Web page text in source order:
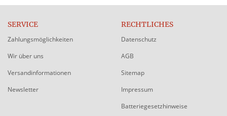
SERVICE
Zahlungsmöglichkeiten
Wir über uns
Versandinformationen
Newsletter
RECHTLICHES
Datenschutz
AGB
Sitemap
Impressum
Batteriegesetzhinweise